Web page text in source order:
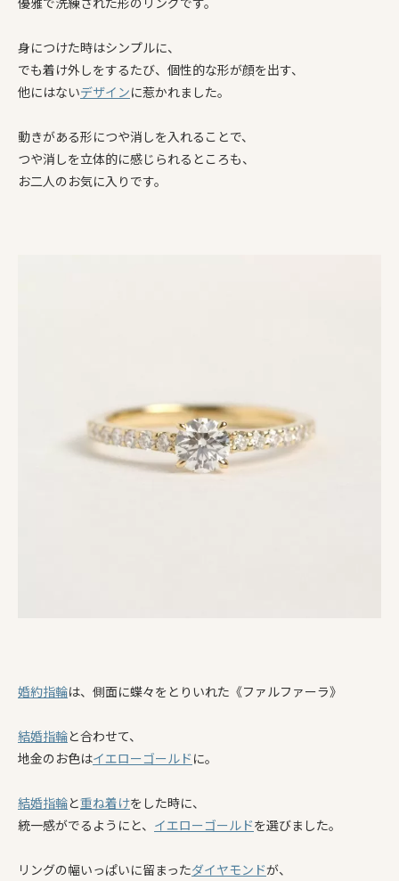
身につけた時はシンプルに、
でも着け外しをするたび、個性的な形が顔を出す、
他にはないデザインに惹かれました。
動きがある形につや消しを入れることで、
つや消しを立体的に感じられるところも、
お二人のお気に入りです。
婚約指輪は、側面に蝶々をとりいれた《ファルファーラ》
結婚指輪と合わせて、
地金のお色はイエローゴールド に。
結婚指輪と重ね着けをした時に、
統一感がでるようにと、 イエローゴールドを選びました。
リングの幅いっぱいに留まったダイヤモンドが、